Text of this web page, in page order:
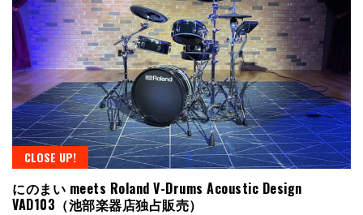
CLOSE UP!
にのまい meets Roland V-Drums Acoustic Design
VAD103（池部楽器店独占販売）